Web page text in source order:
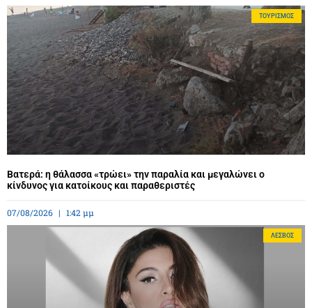
ΤΟΥΡΙΣΜΌΣ
Βατερά: η θάλασσα «τρώει» την παραλία και μεγαλώνει ο
κίνδυνος για κατοίκους και παραθεριστές
07/08/2026 1:42 μμ
ΛΈΣΒΟΣ